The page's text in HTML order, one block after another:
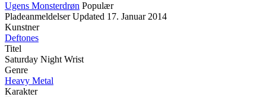
Ugens Monsterdrøn Populær
Pladeanmeldelser Updated 17. Januar 2014
Kunstner
Deftones
Titel
Saturday Night Wrist
Genre
Heavy Metal
Karakter